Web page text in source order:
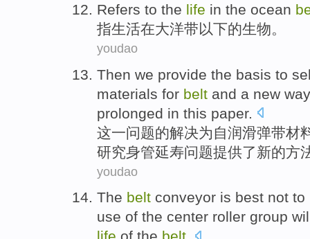
Refers to the life in the ocean
指生活在大洋带以下的生物。
youdao
Then we provide the basis to
materials for belt and a new way
prolonged in this paper.
这一问题的解决为 自润滑弹带材
研究身管延寿问题提供了新的方
youdao
The belt conveyor is best not to
use of the center roller group